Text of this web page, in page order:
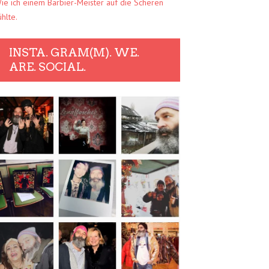
ich einem Barbier-Meister auf die Scheren
INSTA. GRAM(M). WE.
ARE. SOCIAL.